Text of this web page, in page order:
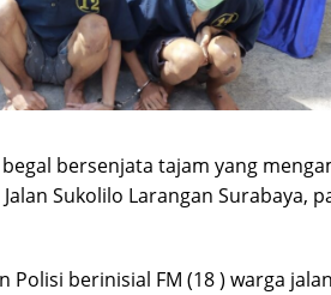
bersenjata tajam yang
Sukolilo Larangan Surabaya,
berinisial FM (18 ) warga